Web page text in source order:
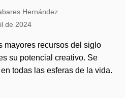
Hernández
de 2024
mayores recursos del siglo
su potencial creativo. Se
todas las esferas de la vida.